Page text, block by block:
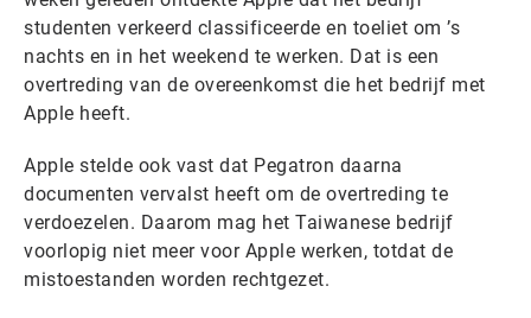
studenten verkeerd classificeerde en toeliet om ’s
nachts en in het weekend te werken. Dat is een
overtreding van de overeenkomst die het bedrijf met
Apple heeft.
Apple stelde ook vast dat Pegatron daarna
documenten vervalst heeft om de overtreding te
verdoezelen. Daarom mag het Taiwanese bedrijf
voorlopig niet meer voor Apple werken, totdat de
mistoestanden worden rechtgezet.